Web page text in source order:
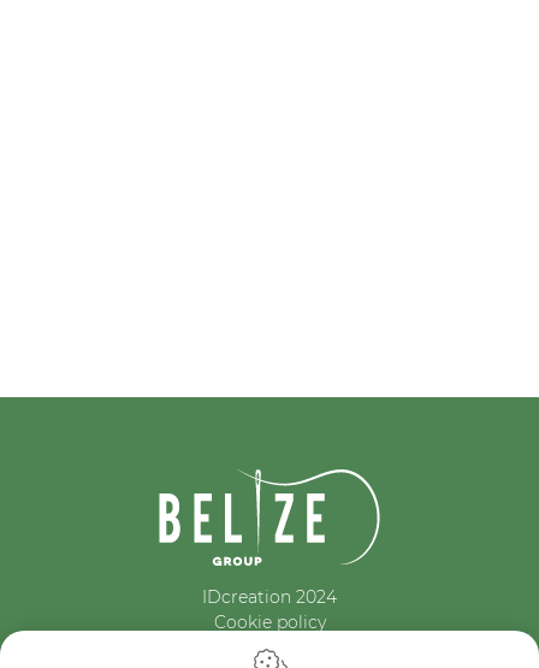
IDcreation 2024
Cookie policy
Privacy policy